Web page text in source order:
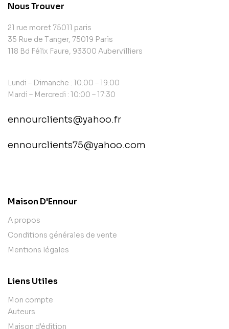
Nous Trouver
21 rue moret 75011 paris
35 Rue de Tanger, 75019 Paris
118 Bd Félix Faure, 93300 Aubervilliers
Lundi – Dimanche : 10:00 – 19:00
Mardi – Mercredi : 10:00 – 17:30
ennourclients@yahoo.fr
ennourclients75@yahoo.com
Maison D'Ennour
A propos
Conditions générales de vente
Mentions légales
Liens Utiles
Mon compte
Auteurs
Maison d'édition